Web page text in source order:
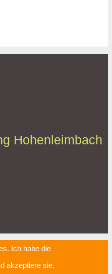
Hohenleimbach
Ich habe die
akzeptiere sie.